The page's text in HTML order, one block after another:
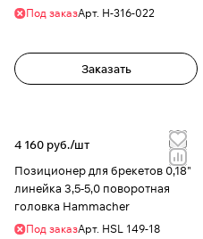
Под заказАрт. H-316-022
Заказать
4 160 руб./шт
Позиционер для брекетов 0,18"
линейка 3,5-5,0 поворотная
головка Hammacher
Под заказАрт. HSL 149-18